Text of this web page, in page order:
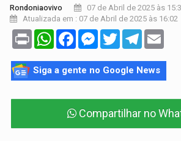
Rondoniaovivo
07 de Abril de 2025 às
Atualizada em : 07 de Abril de 2025 às 16:02
Print WhatsAppFacebookMessenger
TwitterTelegram
Siga a gente no Google News
Compartilhar no